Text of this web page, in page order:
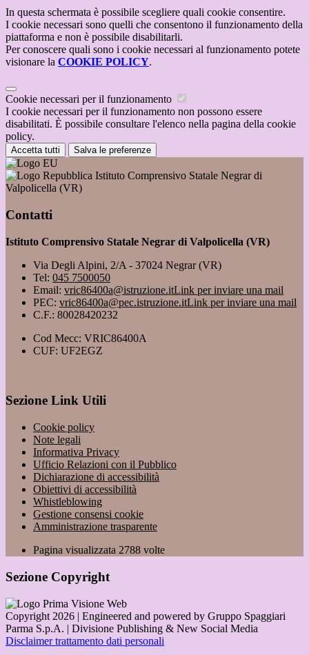
In questa schermata è possibile scegliere quali cookie consentire.
I cookie necessari sono quelli che consentono il funzionamento della
piattaforma e non è possibile disabilitarli.
Per conoscere quali sono i cookie necessari al funzionamento potete
visionare la COOKIE POLICY.
Cookie necessari per il funzionamento
I cookie necessari per il funzionamento non possono essere
disabilitati. È possibile consultare l'elenco nella pagina della cookie
policy.
Accetta tutti Salva le preferenze
Istituto Comprensivo Statale Negrar di
Valpolicella (VR)
Contatti
Istituto Comprensivo Statale Negrar di Valpolicella (VR)
Via Degli Alpini, 2/A - 37024 Negrar (VR)
Tel: 045 7500050
Email: vric86400a@istruzione.itLink per inviare una mail
PEC: vric86400a@pec.istruzione.itLink per inviare una mail
C.F.: 80028420232
Cod Mecc: VRIC86400A
CUF: UF2EGZ
Sezione Link Utili
Cookie policy
Note legali
Informativa Privacy
Ufficio Relazioni con il Pubblico
Dichiarazione di accessibilità
Obiettivi di accessibilità
Whistleblowing
Gestione consensi cookie
Amministrazione trasparente
Pagina visualizzata 2788 volte
Sezione Copyright
Copyright 2026 | Engineered and powered by Gruppo Spaggiari
Parma S.p.A. | Divisione Publishing & New Social Media
Disclaimer trattamento dati personali